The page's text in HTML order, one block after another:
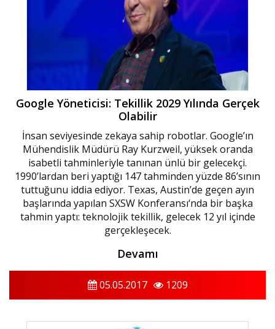
Google Yöneticisi: Tekillik 2029 Yılında Gerçek
Olabilir
İnsan seviyesinde zekaya sahip robotlar. Google’ın
Mühendislik Müdürü Ray Kurzweil, yüksek oranda
isabetli tahminleriyle tanınan ünlü bir gelecekçi.
1990’lardan beri yaptığı 147 tahminden yüzde 86’sının
tuttuğunu iddia ediyor. Texas, Austin’de geçen ayın
başlarında yapılan SXSW Konferansı‘nda bir başka
tahmin yaptı: teknolojik tekillik, gelecek 12 yıl içinde
gerçekleşecek.
Devamı
05.05.2017 1209